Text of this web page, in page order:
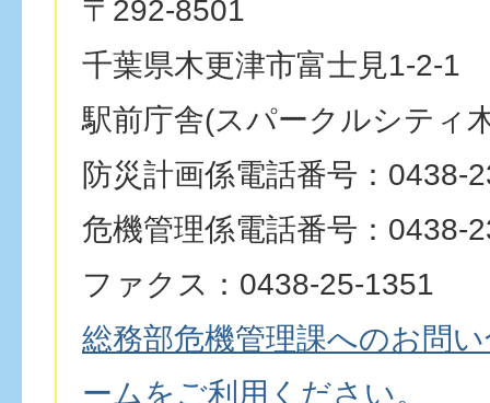
〒292-8501
千葉県木更津市富士見1-2-1
駅前庁舎(スパークルシティ
防災計画係電話番号：0438-
危機管理係電話番号：0438-
ファクス：0438-25-1351
総務部危機管理課へのお問
ームをご利用ください。